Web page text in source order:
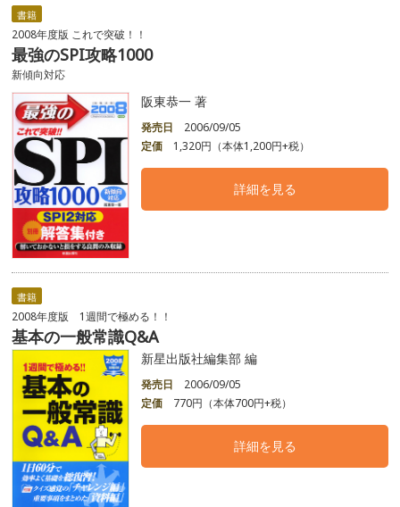
書籍
2008年度版 これで突破！！
最強のSPI攻略1000
新傾向対応
阪東恭一 著
発売日
2006/09/05
定価
1,320円（本体1,200円+税）
詳細を見る
書籍
2008年度版 1週間で極める！！
基本の一般常識Q&A
新星出版社編集部 編
発売日
2006/09/05
定価
770円（本体700円+税）
詳細を見る